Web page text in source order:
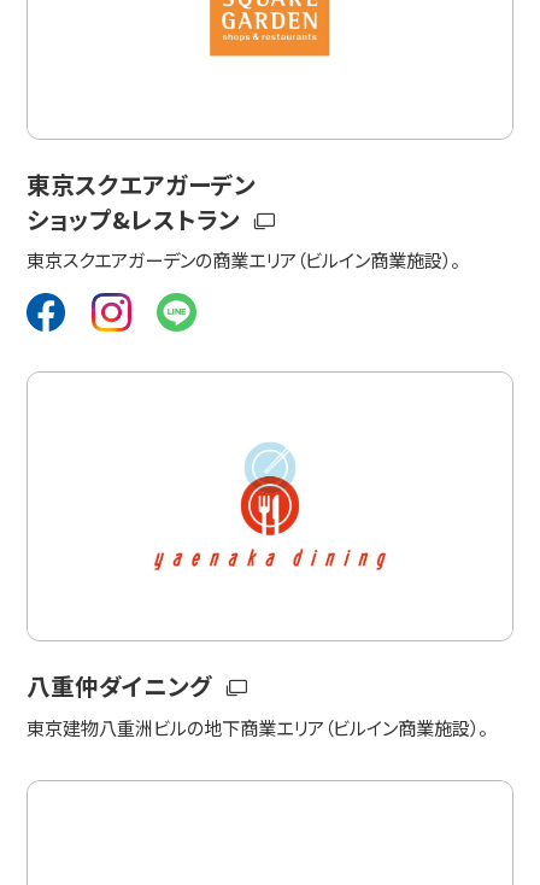
東京スクエアガーデン
ショップ&レストラン
東京スクエアガーデンの商業エリア（ビルイン商業施設）。
八重仲ダイニング
東京建物八重洲ビルの地下商業エリア（ビルイン商業施設）。